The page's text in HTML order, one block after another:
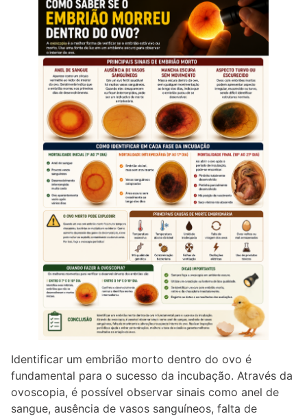
Identificar um embrião morto dentro do ovo é
fundamental para o sucesso da incubação. Através da
ovoscopia, é possível observar sinais como anel de
sangue, ausência de vasos sanguíneos, falta de